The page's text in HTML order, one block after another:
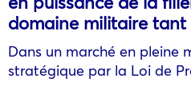
domaine militaire tant
Dans un marché en pleine
stratégique par la Loi de